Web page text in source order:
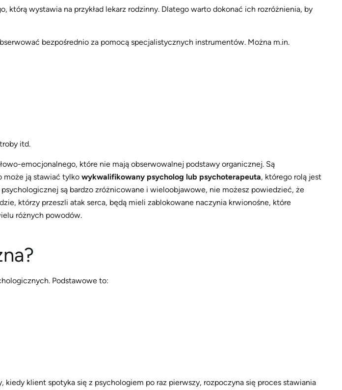
którą wystawia na przykład lekarz rodzinny. Dlatego warto dokonać ich rozróżnienia, by
bezpośrednio za pomocą specjalistycznych instrumentów. Można m.in.
itd.
emocjonalnego, które nie mają obserwowalnej podstawy organicznej. Są
może ją stawiać tylko wykwalifikowany psycholog lub psychoterapeuta, którego rolą jest
są bardzo zróżnicowane i wieloobjawowe, nie możesz powiedzieć, że
którzy przeszli atak serca, będą mieli zablokowane naczynia krwionośne, które
różnych powodów.
Podstawowe to:
kiedy klient spotyka się z psychologiem po raz pierwszy, rozpoczyna się proces stawiania